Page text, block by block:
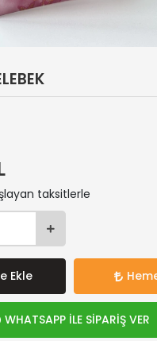
taksitlerle
Ekle
WHATSAPP İLE SİPARİŞ VER